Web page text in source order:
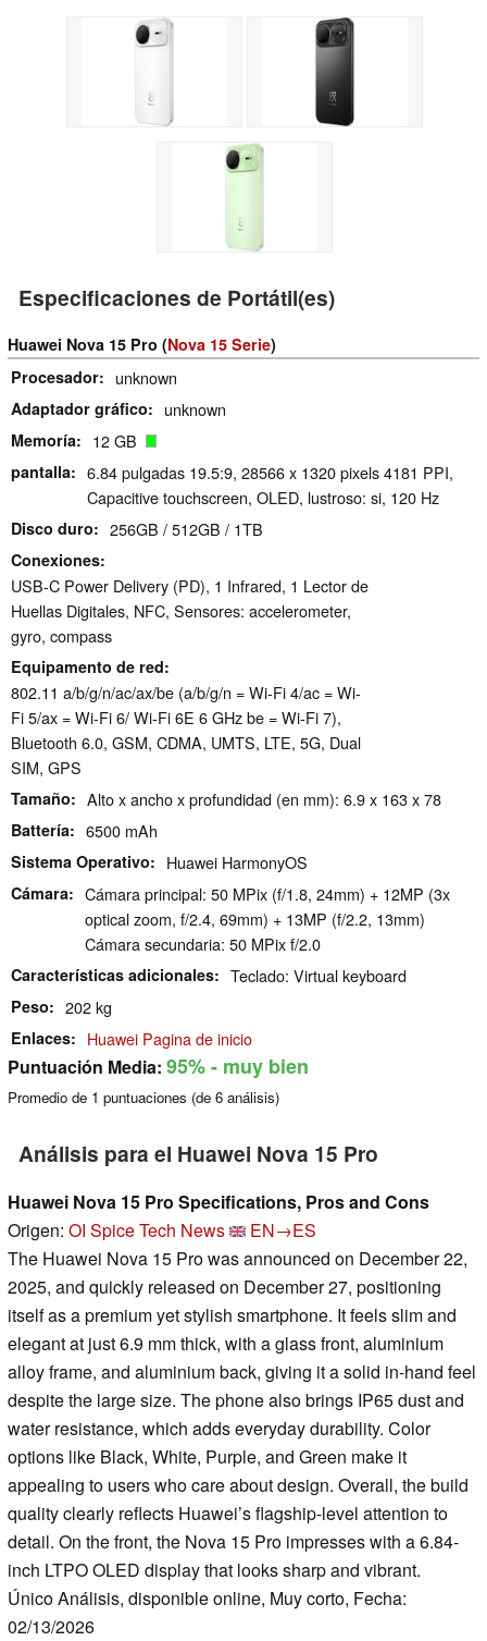
Especificaciones de Portátil(es)
Huawei Nova 15 Pro (Nova 15 Serie)
Procesador
unknown
Adaptador gráfico unknown
Memoría 12 GB
pantalla
6.84 pulgadas 19.5:9, 28566 x 1320 pixels 4181 PPI,
Capacitive touchscreen, OLED, lustroso: si, 120 Hz
Disco duro 256GB / 512GB / 1TB
Conexiones
USB-C Power Delivery (PD), 1 Infrared, 1 Lector de
Huellas Digitales, NFC, Sensores: accelerometer,
gyro, compass
Equipamento de red
802.11 a/​b/​g/​n/​ac/​ax/​be (a/b/g/n = Wi-Fi 4/ac = Wi-
Fi 5/ax = Wi-Fi 6/ Wi-Fi 6E 6 GHz be = Wi-Fi 7),
Bluetooth 6.0, GSM, CDMA, UMTS, LTE, 5G, Dual
SIM, GPS
Tamaño Alto x ancho x profundidad (en mm): 6.9 x 163 x 78
Battería 6500 mAh
Sistema Operativo Huawei HarmonyOS
Cámara
Cámara principal: 50 MPix (f/1.8, 24mm) + 12MP (3x
optical zoom, f/2.4, 69mm) + 13MP (f/2.2, 13mm)
Cámara secundaria: 50 MPix f/2.0
Características adicionales Teclado: Virtual keyboard
Peso 202 kg
Enlaces Huawei Pagina de inicio
Puntuación Media: 95%- muy bien
Promedio de 1 puntuaciones (de 6 análisis)
Análisis para el Huawei Nova 15 Pro
Huawei Nova 15 Pro Specifications, Pros and Cons
Origen: OI Spice Tech News
EN→ES
The Huawei Nova 15 Pro was announced on December 22,
2025, and quickly released on December 27, positioning
itself as a premium yet stylish smartphone. It feels slim and
elegant at just 6.9 mm thick, with a glass front, aluminium
alloy frame, and aluminium back, giving it a solid in-hand feel
despite the large size. The phone also brings IP65 dust and
water resistance, which adds everyday durability. Color
options like Black, White, Purple, and Green make it
appealing to users who care about design. Overall, the build
quality clearly reflects Huawei’s flagship-level attention to
detail. On the front, the Nova 15 Pro impresses with a 6.84-
inch LTPO OLED display that looks sharp and vibrant.
Único Análisis, disponible online, Muy corto, Fecha:
02/13/2026